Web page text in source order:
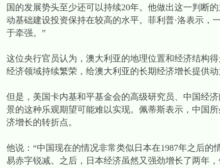
国的发展势头至少还可以持续20年。他做出这一判断
动基础建设投资保持在较高的水平。菲利普·洛表示，
于牵强。”
这位央行官员认为，澳大利亚的地理位置和经济结构
经济领域持续繁荣，给澳大利亚的长期经济增长提供
但是，美国卡内基和平基金会的高级研究员、中国经
景的这种乐观期望可能难以实现。佩蒂斯表示，中国
济增长的转折点。
他说：“中国现在的情况非常类似日本在1987年之后
易赤字锐减。之后，日本经济虽然又强劲增长了两年